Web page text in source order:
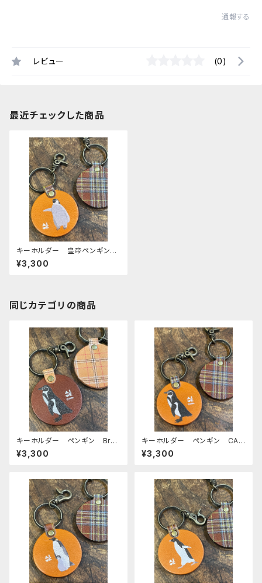
通報する
レビュー (0)
最近チェックした商品
キーホルダー 皇帝ペンギン
ヒナ エンペラー ヒナペン
ペンギン CAMEL キャメル
¥3,300
同じカテゴリの商品
キーホルダー ペンギン Bro
wn ブラウン 栃木レザー mit
to
¥3,300
キーホルダー ペンギン CAM
EL キャメル 栃木レザー mi
tto
¥3,300